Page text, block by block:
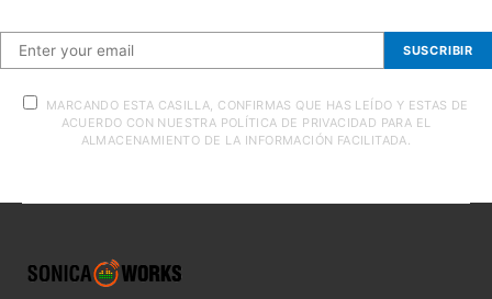
SUSCRIBIR
MARCANDO ESTA CASILLA, CONFIRMAS QUE HAS LEÍDO Y ESTAS DE
ACUERDO CON NUESTRA POLÍTICA DE PRIVACIDAD PARA EL
ALMACENAMIENTO DE LA INFORMACIÓN FACILITADA.